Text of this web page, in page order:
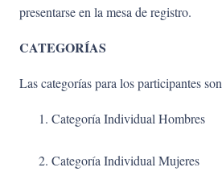
presentarse en la mesa de registro.
CATEGORÍAS
Las categorías para los participantes
Categoría Individual Hombres
Categoría Individual Mujeres